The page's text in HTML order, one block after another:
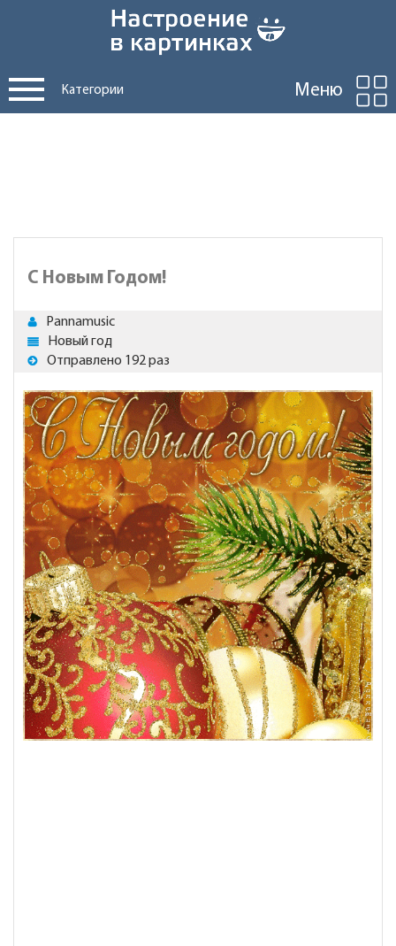
Категории Меню
С Новым Годом!
Pannamusic
Новый год
Отправлено 192 раз